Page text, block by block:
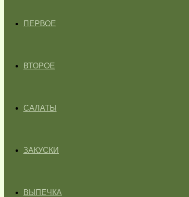
ПЕРВОЕ
ВТОРОЕ
САЛАТЫ
ЗАКУСКИ
ВЫПЕЧКА